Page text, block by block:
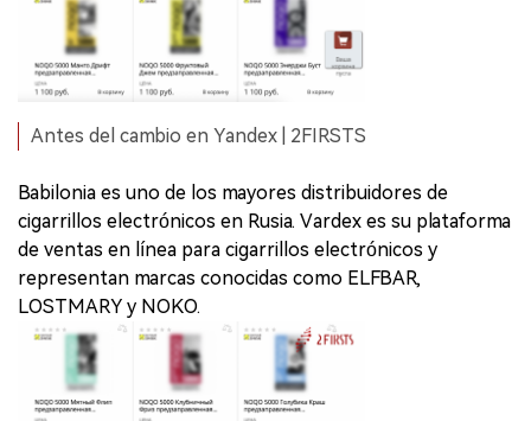
Antes del cambio en Yandex | 2FIRSTS
Babilonia es uno de los mayores distribuidores de
cigarrillos electrónicos en Rusia. Vardex es su plataforma
de ventas en línea para cigarrillos electrónicos y
representan marcas conocidas como ELFBAR,
LOSTMARY y NOKO.